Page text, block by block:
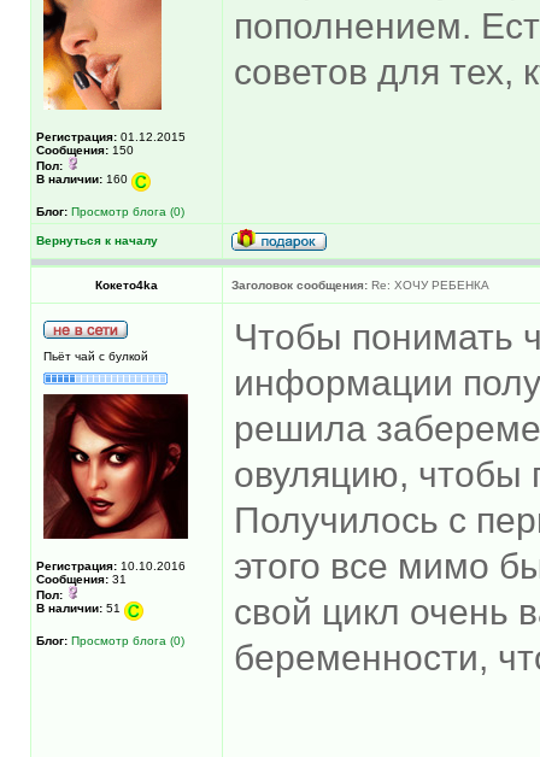
Регистрация: 01.12.2015
Сообщения: 150
Пол:
В наличии: 160
Блог: Просмотр блога (0)
пополнением.
советов для тех,
Вернуться к началу
Кокетo4ka Заголовок сообщения: Re: ХОЧУ РЕБЕНКА
Пьёт чай с булкой
Регистрация: 10.10.2016
Сообщения: 31
Пол:
В наличии: 51
Блог: Просмотр блога (0)
Чтобы понимать
информации
решила
овуляцию, чтобы
Получилось с
этого все мимо
свой цикл очень
беременности,